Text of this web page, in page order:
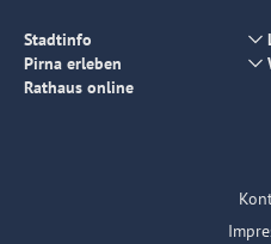
Stadtinfo
Pirna erleben
Rathaus online